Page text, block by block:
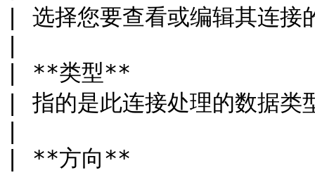
| 选择您要查看或编辑其连接
| **类型**
| 指的是此连接处理的数据类
| **方向**